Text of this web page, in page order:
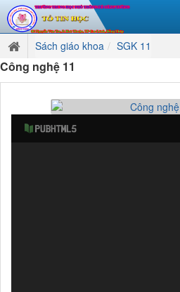
Sách giáo khoa SGK 11
Công nghệ 11